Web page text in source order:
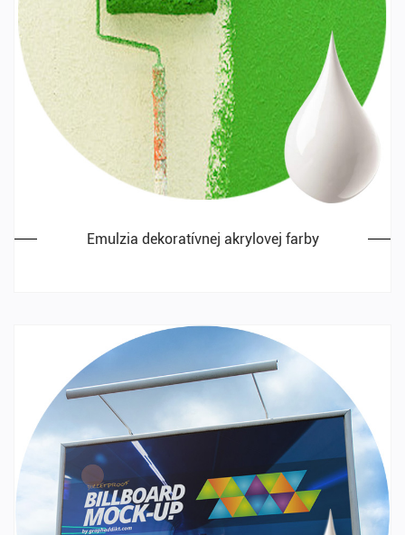
Emulzia dekoratívnej akrylovej farby